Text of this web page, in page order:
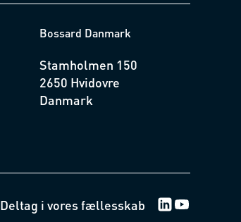
Bossard Danmark
Stamholmen 150
2650 Hvidovre
Danmark
Deltag i vores fællesskab